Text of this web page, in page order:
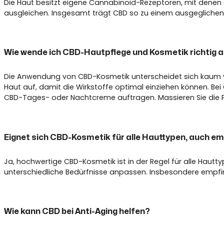
Die Haut besitzt eigene Cannabinoid-Rezeptoren, mit
ausgleichen. Insgesamt trägt CBD so zu einem
Wie wende ich CBD-Hautpflege und Kosmetik richtig
Die Anwendung von CBD-Kosmetik unterscheidet sich
Haut auf, damit die Wirkstoffe optimal einziehen können.
CBD-Tages- oder Nachtcreme auftragen. Massieren Sie
Eignet sich CBD-Kosmetik für alle Hauttypen, auch
Ja, hochwertige CBD-Kosmetik ist in der Regel für alle
unterschiedliche Bedürfnisse anpassen. Insbesondere
Wie kann CBD bei Anti-Aging helfen?